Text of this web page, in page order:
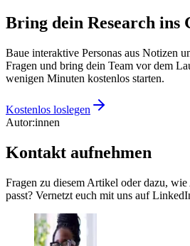
Bring dein Research ins
Baue interaktive Personas aus Notizen
Fragen und bring dein Team vor dem
wenigen Minuten kostenlos starten.
Kostenlos loslegen
Autor:innen
Kontakt aufnehmen
Fragen zu diesem Artikel oder dazu,
passt? Vernetzt euch mit uns auf